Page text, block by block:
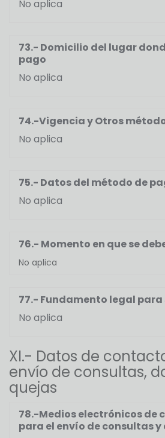
No aplica
73.- Domicilio del lugar
pago
No aplica
74.-Vigencia y Otros
No aplica
75.- Datos del método de
No aplica
76.- Momento en que se
No aplica
77.- Fundamento legal para
No aplica
XI.- Datos de
envío de consultas,
quejas
78.-Medios electrónicos de
para el envío de consultas